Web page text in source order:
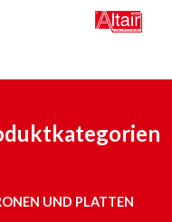
UND PLATTEN